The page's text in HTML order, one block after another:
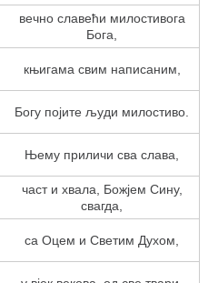
вечно славећи милостивога
Бога,
књигама свим написаним,
Богу појите људи милостиво.
Њему приличи сва слава,
част и хвала, Божјем Сину,
свагда,
са Оцем и Светим Духом,